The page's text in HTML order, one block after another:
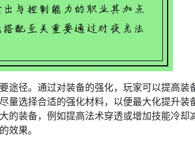
途径。通过对装备的强化，玩家可以提高装
量选择合适的强化材料，以便最大化提升装
的装备，例如提高法术穿透或增加技能冷却
效果。